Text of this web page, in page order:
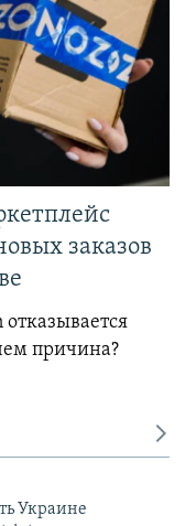
заказов
причина?
Украине